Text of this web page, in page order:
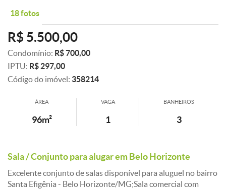
18 fotos
R$ 5.500,00
Condomínio: R$ 700,00
IPTU: R$ 297,00
Código do imóvel: 358214
ÁREA
96m²
VAGA
1
BANHEIROS
3
Sala / Conjunto para alugar em Belo Horizonte
Excelente conjunto de salas disponível para aluguel no bairro
Santa Efigênia - Belo Horizonte/MG;Sala comercial com